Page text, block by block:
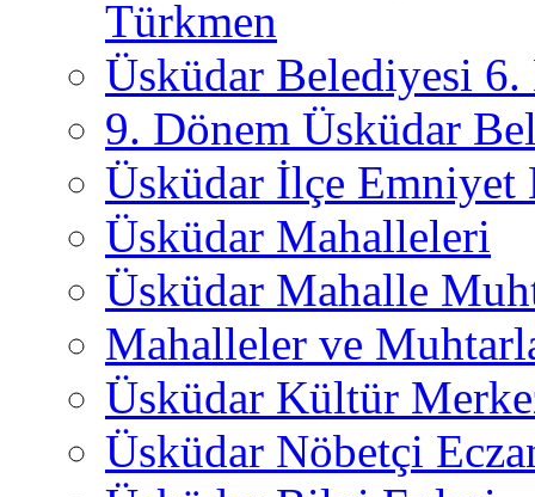
Türkmen
Üsküdar Belediyesi 6.
9. Dönem Üsküdar
Üsküdar İlçe
Üsküdar Mahalleleri
Üsküdar Mahalle
Mahalleler ve
Üsküdar Kültür
Üsküdar Nöbetçi